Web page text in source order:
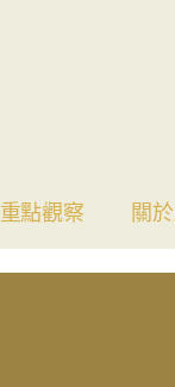
重點觀察 關